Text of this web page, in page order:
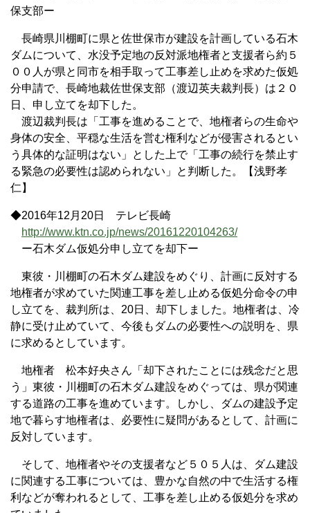
保支部ー
長崎県川棚町に県と佐世保市が建設を計画している石木
ダムについて、水没予定地の反対派地権者と支援者ら約５
００人が県と同市を相手取って工事差し止めを求めた仮処
分申請で、長崎地裁佐世保支部（渡辺英夫裁判長）は２０
日、申し立てを却下した。
渡辺裁判長は「工事を進めることで、地権者らの生命や
身体の安全、平穏な生活を営む権利などが侵害されるとい
う具体的な証明はない」とした上で「工事の続行を禁止す
る緊急の必要性は認められない」と判断した。【浅野孝
仁】
◆2016年12月20日 テレビ長崎
http://www.ktn.co.jp/news/20161220104263/
ー石木ダム仮処分申し立てを却下ー
東彼・川棚町の石木ダム建設をめぐり、計画に反対する
地権者が求めていた関連工事を差し止める仮処分命令の申
し立てを、裁判所は、20日、却下しました。地権者は、冷
静に受け止めていて、今後もダムの必要性への説明を、県
に求めるとしています。
地権者 松本好央さん「却下されたことには残念だと思
う」東彼・川棚町の石木ダム建設をめぐっては、県が関連
する道路の工事を進めています。しかし、ダムの建設予定
地で暮らす地権者は、必要性に疑問があるとして、計画に
反対しています。
そして、地権者やその支援者など５０５人は、ダム建設
に関連する工事については、豊かな自然の中で生活する権
利などが奪われるとして、工事を差し止める仮処分を求め